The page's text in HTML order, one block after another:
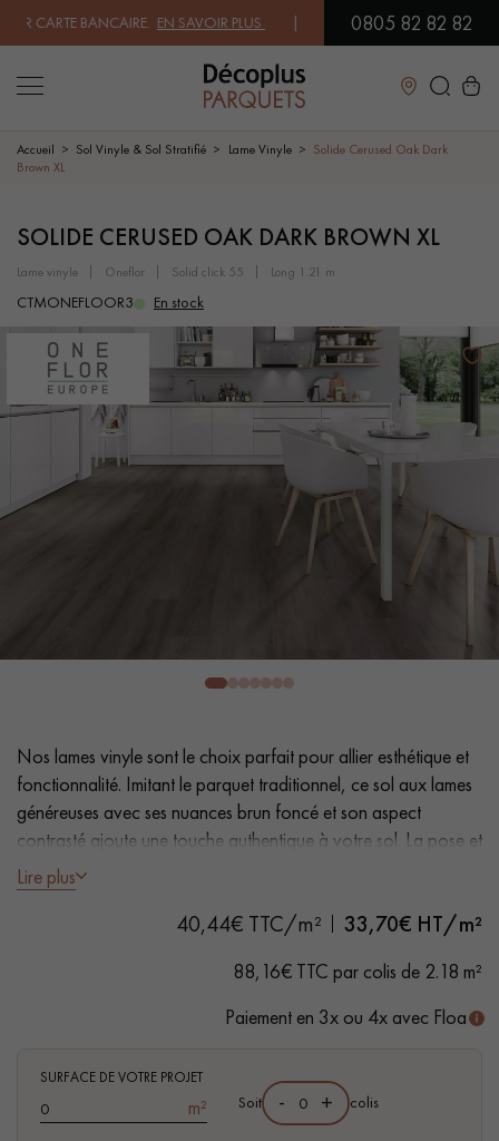
BANCAIRE.EN SAVOIR PLUS| PROFITEZ DE NOS PETITS PRIX .
0805 82 82 82
Fermer
PARQUET MASSIF
PARQUET CONTRECOLLÉ -
SOL PLAQUÉ BOIS VERITABLES PARQUETS À MOTIFS
PARQUET EN BOIS EXOTIQUE PARQUET VERNIS
PARQUET HUILÉ PARQUET EN BOIS BRUT
PARQUET FUMÉ
PARQUET EN CHÊNE
0805 82 82 82
VOUS AVEZ UN PROJET ?
Nos experts sont à votre disposition pour vous guider pas à
pas dans le choix et la pose de votre parquet.
Accueil Sol Vinyle & Sol Stratifié Lame Vinyle
Solide Cerused Oak Dark
Brown XL
SOLIDE CERUSED OAK DARK BROWN XL
lame vinyle oneflor solid click 55 long 1.21 m
CTMONEFLOOR3 En stock
Nos lames vinyle sont le choix parfait pour allier esthétique et
fonctionnalité. Imitant le parquet traditionnel, ce sol aux lames
généreuses avec ses nuances brun foncé et son aspect
contrasté ajoute une touche authentique à votre sol. La pose et
l'entretien faciles en font une solution pratique.
- Aspect chêne cérusé
Lire plus
40,44€ TTC/m² 33,70€ HT/m²
88,16€ TTC par colis de 2.18 m²
Paiement en 3x ou 4x avec Floa
SURFACE DE VOTRE PROJET
m² Soit - + colis